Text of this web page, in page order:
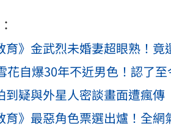
育》金武烈未婚妻超眼熟！
花自爆30年不近男色！認了
到疑與外星人密談畫面遭瘋
育》最惡角色票選出爐！全